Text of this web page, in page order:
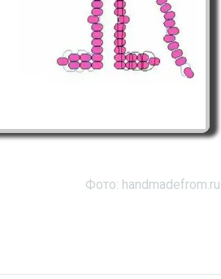
Фото: handmadefrom.ru